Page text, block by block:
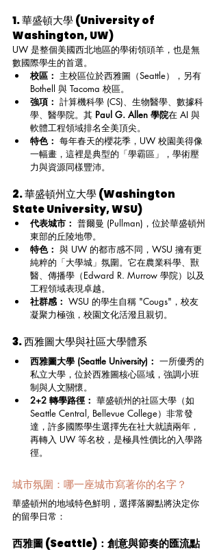
1. 華盛頓大學 (University of
Washington, UW)
UW 是整個美國西北地區的學術領頭羊，也是無
數國際學生的首選。
校區： 主校區位於西雅圖（Seattle），另有
Bothell 與 Tacoma 校區。
強項： 計算機科學 (CS)、生物醫學、數據科
學、醫學院。其 Paul G. Allen 學院在 AI 與
軟體工程領域排名全美頂尖。
特色： 每年春天的櫻花季，UW 校園美得像
一幅畫，這裡是典型的「學霸區」，學術壓
力與資源同樣豐沛。
2. 華盛頓州立大學 (Washington
State University, WSU)
代表城市： 普爾曼 (Pullman)，位於華盛頓州
東部的丘陵地帶。
特色： 與 UW 的都市感不同，WSU 擁有更
純粹的「大學城」氛圍。它在農業科學、獸
醫、傳播學（Edward R. Murrow 學院）以及
工程領域表現卓越。
社群感： WSU 的學生自稱 "Cougs"，校友
凝聚力極強，校園文化活潑且親切。
3. 西雅圖大學與社區大學體系
西雅圖大學 (Seattle University)： 一所優秀的
私立大學，位於西雅圖核心區域，強調小班
制與人文關懷。
2+2 轉學路徑： 華盛頓州的社區大學（如
Seattle Central, Bellevue College）非常發
達，許多國際學生選擇先在社大就讀兩年，
再轉入 UW 等名校，是極具性價比的入學路
徑。
城市氛圍：哪一座城市寫著你的名字？
華盛頓州的地域特色鮮明，選擇落腳點將決定你
的留學日常：
西雅圖 (Seattle)：創意與節奏的匯流點